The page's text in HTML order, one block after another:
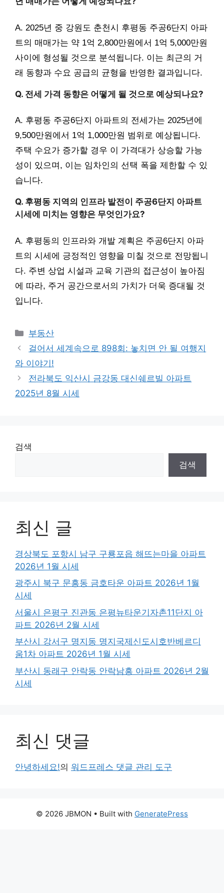
A. 2025년 중 강원도 춘천시 후평동 주공6단지 아파
트의 매매가는 약 1억 2,800만원에서 1억 5,000만원
사이에 형성될 것으로 분석됩니다. 이는 최근의 거
래 동향과 수요 공급의 균형을 반영한 결과입니다.
Q. 전세 가격 동향은 어떻게 될 것으로 예상되나요?
A. 후평동 주공6단지 아파트의 전세가는 2025년에
9,500만원에서 1억 1,000만원 범위로 예상됩니다.
주택 수요가 증가할 경우 이 가격대가 상승할 가능
성이 있으며, 이는 임차인의 선택 폭을 제한할 수 있
습니다.
Q. 후평동 지역의 인프라 발전이 주공6단지 아파트
시세에 미치는 영향은 무엇인가요?
A. 후평동의 인프라와 개발 계획은 주공6단지 아파
트의 시세에 긍정적인 영향을 미칠 것으로 전망됩니
다. 주변 상업 시설과 교육 기관의 접근성이 높아짐
에 따라, 주거 공간으로서의 가치가 더욱 증대될 것
입니다.
Categories
부동산
걸어서 세계속으로 898회: 놓치면 안 될 여행지
와 이야기!
전라북도 익산시 금강동 대신쉐르빌 아파트
2025년 8월 시세
검색
검색
최신 글
경상북도 포항시 남구 구룡포읍 해뜨는마을 아파트
2026년 1월 시세
광주시 북구 문흥동 금호타운 아파트 2026년 1월
시세
서울시 은평구 진관동 은평뉴타운기자촌11단지 아
파트 2026년 2월 시세
부산시 강서구 명지동 명지국제신도시호반베르디
움1차 아파트 2026년 1월 시세
부산시 동래구 안락동 안락남흥 아파트 2026년 2월
시세
최신 댓글
안녕하세요!의 워드프레스 댓글 관리 도구
© 2026 JBMON • Built with GeneratePress